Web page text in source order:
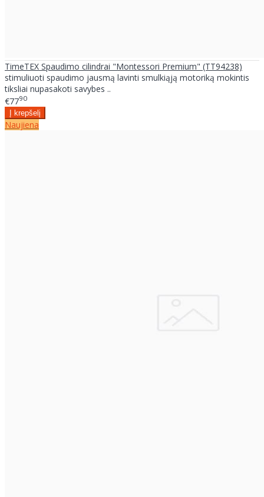
TimeTEX Spaudimo cilindrai "Montessori Premium" (TT94238)
stimuliuoti spaudimo jausmą lavinti smulkiąją motoriką mokintis
tiksliai nupasakoti savybes ..
€7790
Naujiena